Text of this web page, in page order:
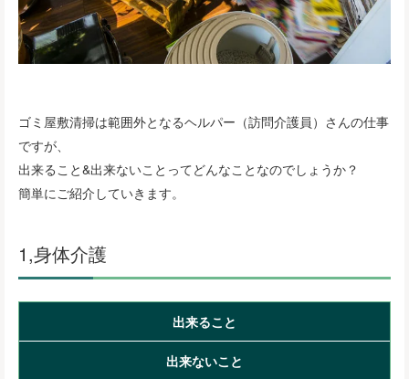
ゴミ屋敷清掃は範囲外となるヘルパー（訪問介護員）さんの仕事
ですが、
出来ること&出来ないことってどんなことなのでしょうか？
簡単にご紹介していきます。
1,身体介護
出来ること
出来ないこと